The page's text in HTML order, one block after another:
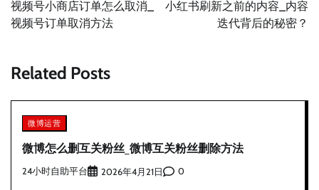
导
视频号小商店订单怎么取消_
视频号订单取消方法
小红书刷新之前的内容_内容
迭代背后的秘密？
Related Posts
微博运营
微博怎么删互关粉丝_微博互关粉丝删除方法
24小时自助平台 2026年4月21日 0